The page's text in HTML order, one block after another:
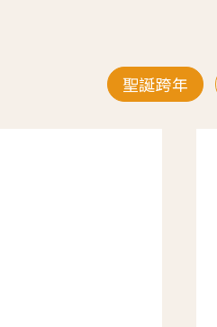
聖誕跨年